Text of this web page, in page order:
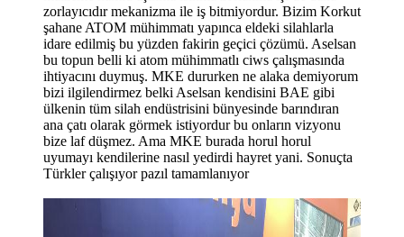
zorlayıcıdır mekanizma ile iş bitmiyordur. Bizim Korkut
şahane ATOM mühimmatı yapınca eldeki silahlarla
idare edilmiş bu yüzden fakirin geçici çözümü. Aselsan
bu topun belli ki atom mühimmatlı ciws çalışmasında
ihtiyacını duymuş. MKE dururken ne alaka demiyorum
bizi ilgilendirmez belki Aselsan kendisini BAE gibi
ülkenin tüm silah endüstrisini bünyesinde barındıran
ana çatı olarak görmek istiyordur bu onların vizyonu
bize laf düşmez. Ama MKE burada horul horul
uyumayı kendilerine nasıl yedirdi hayret yani. Sonuçta
Türkler çalışıyor pazıl tamamlanıyor